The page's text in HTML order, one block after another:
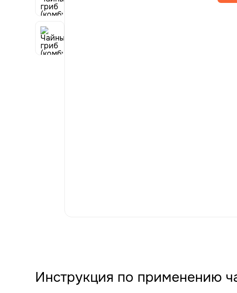
Инструкция по применению